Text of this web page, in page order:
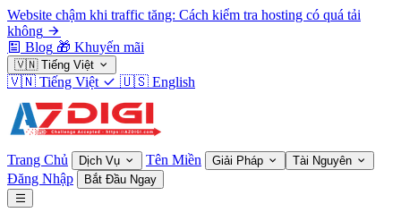
Website chậm khi traffic tăng: Cách kiểm tra hosting có quá tải
không
Blog 🎁 Khuyến mãi
🇻🇳 Tiếng Việt
🇻🇳 Tiếng Việt 🇺🇸 English
Trang Chủ Dịch Vụ Tên Miền Giải Pháp Tài Nguyên
Đăng Nhập Bắt Đầu Ngay